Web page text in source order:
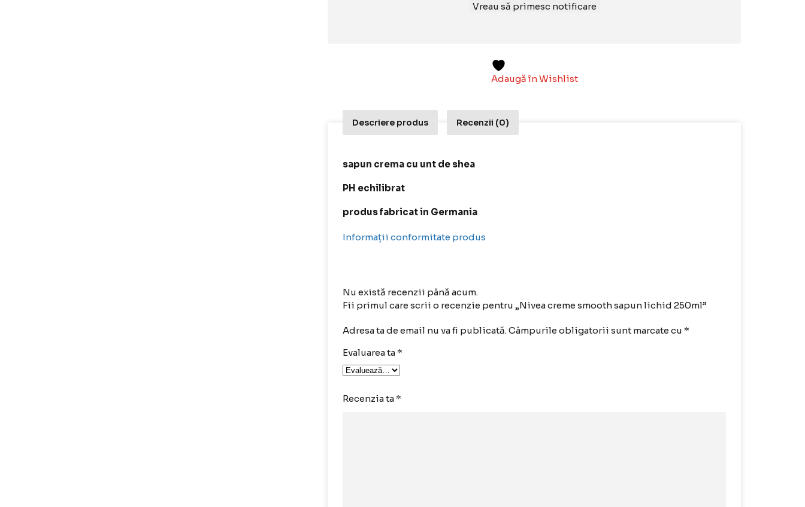
Vreau să primesc notificare
Adaugă în Wishlist
Descriere produs Recenzii (0)
sapun crema cu unt de shea
PH echilibrat
produs fabricat in Germania
Informații conformitate produs
Nu există recenzii până acum.
Fii primul care scrii o recenzie pentru „Nivea creme smooth sapun lichid 250ml”
Adresa ta de email nu va fi publicată.Câmpurile obligatorii sunt marcate cu *
Evaluarea ta*
Recenzia ta*